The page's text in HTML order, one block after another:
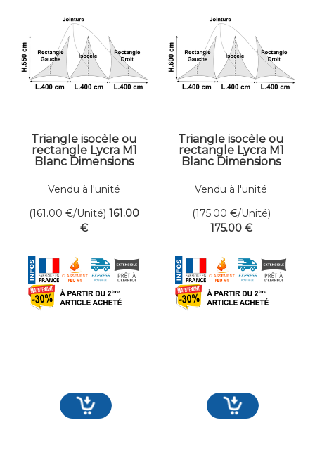
Triangle isocèle ou
rectangle Lycra M1
Blanc Dimensions
Vendu à l'unité
(161.00 €/Unité) 161 .00
€
Triangle isocèle ou
rectangle Lycra M1
Blanc Dimensions
Vendu à l'unité
(175.00 €/Unité)
175.00 €